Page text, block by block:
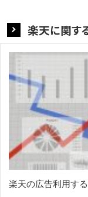
楽天に関す
楽天の広告利用す